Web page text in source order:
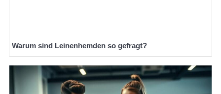
Warum sind Leinenhemden so gefragt?